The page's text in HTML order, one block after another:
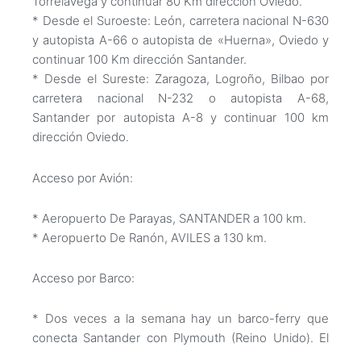
* Desde el Suroeste: León, carretera nacional N-630
y autopista A-66 o autopista de «Huerna», Oviedo y
continuar 100 Km dirección Santander.
* Desde el Sureste: Zaragoza, Logroño, Bilbao por
carretera nacional N-232 o autopista A-68,
Santander por autopista A-8 y continuar 100 km
dirección Oviedo.
Acceso por Avión:
* Aeropuerto De Parayas, SANTANDER a 100 km.
* Aeropuerto De Ranón, AVILES a 130 km.
Acceso por Barco:
* Dos veces a la semana hay un barco-ferry que
conecta Santander con Plymouth (Reino Unido). El